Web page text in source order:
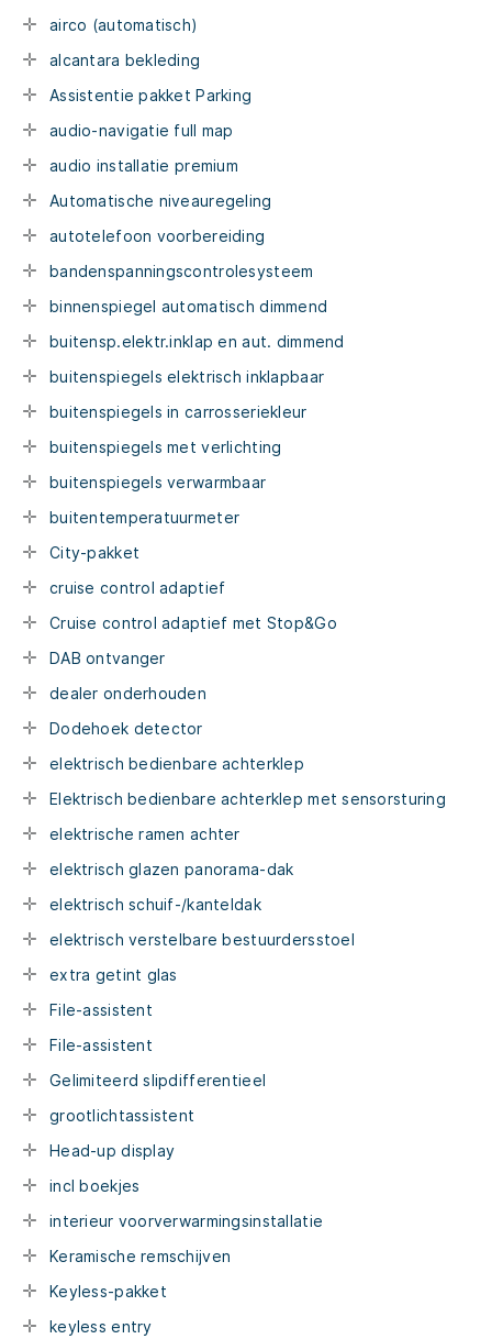
airco (automatisch)
alcantara bekleding
Assistentie pakket Parking
audio-navigatie full map
audio installatie premium
Automatische niveauregeling
autotelefoon voorbereiding
bandenspanningscontrolesysteem
binnenspiegel automatisch dimmend
buitensp.elektr.inklap en aut. dimmend
buitenspiegels elektrisch inklapbaar
buitenspiegels in carrosseriekleur
buitenspiegels met verlichting
buitenspiegels verwarmbaar
buitentemperatuurmeter
City-pakket
cruise control adaptief
Cruise control adaptief met Stop&Go
DAB ontvanger
dealer onderhouden
Dodehoek detector
elektrisch bedienbare achterklep
Elektrisch bedienbare achterklep met sensorsturing
elektrische ramen achter
elektrisch glazen panorama-dak
elektrisch schuif-/kanteldak
elektrisch verstelbare bestuurdersstoel
extra getint glas
File-assistent
File-assistent
Gelimiteerd slipdifferentieel
grootlichtassistent
Head-up display
incl boekjes
interieur voorverwarmingsinstallatie
Keramische remschijven
Keyless-pakket
keyless entry